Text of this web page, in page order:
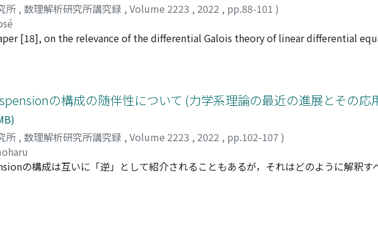
所 , 数理解析研究所講究録 , Volume 2223 , 2022 , pp.88-101 )
[18], on the relevance of the differential Galois theory of linear differential
in path integrals in quantum mechanics. The main tool will be a
A corollary of this result is that, for finite dimensional integrable Hamiltonian
is computable in closed form. This explains in a very precise way the success of
for integrable Hamiltonian systems. Moreover, I will point out several of
the above simple result: problems from quantum mechanics to quantum
の構成の随伴性について (力学系理論の最近の進展とその応
所 , 数理解析研究所講究録 , Volume 2223 , 2022 , pp.102-107 )
の構成は互いに「逆」として紹介されることもあるが，それはどのように解釈す
として，力学系のなす圏を適切に設定すれば，これらは随伴関手の組をなすことを